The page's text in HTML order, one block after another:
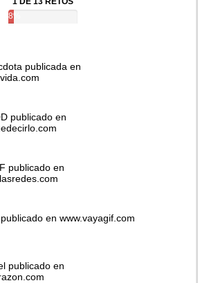
8%
publicada en
publicado en
publicado en
en www.vayagif.com
publicado en